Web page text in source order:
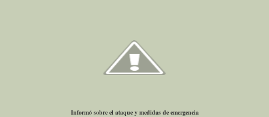
Informó sobre el ataque y medidas de emergencia